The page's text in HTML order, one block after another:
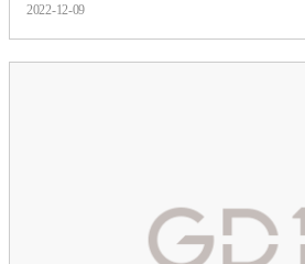
2022-12-09